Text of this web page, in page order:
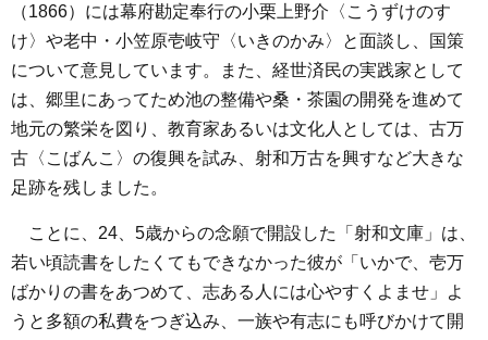
（1866）には幕府勘定奉行の小栗上野介〈こうずけのす
け〉や老中・小笠原壱岐守〈いきのかみ〉と面談し、国策
について意見しています。また、経世済民の実践家として
は、郷里にあってため池の整備や桑・茶園の開発を進めて
地元の繁栄を図り、教育家あるいは文化人としては、古万
古〈こばんこ〉の復興を試み、射和万古を興すなど大きな
足跡を残しました。
ことに、24、5歳からの念願で開設した「射和文庫」は、
若い頃読書をしたくてもできなかった彼が「いかで、壱万
ばかりの書をあつめて、志ある人には心やすくよませ」よ
うと多額の私費をつぎ込み、一族や有志にも呼びかけて開